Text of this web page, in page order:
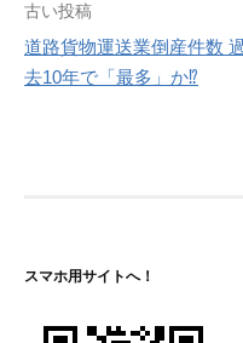
投
稿
シ
ョ
古い投稿
道路貨物運送業倒産件数 過
去10年で「最多」か⁉
スマホ用サイトへ！